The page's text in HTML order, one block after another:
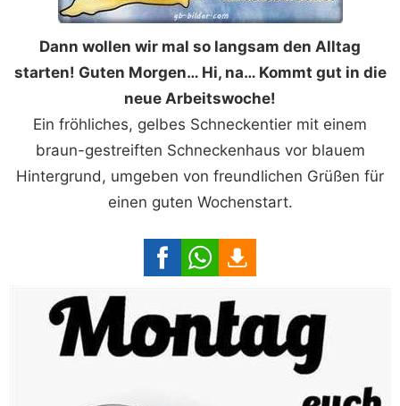
Dann wollen wir mal so langsam den Alltag
starten! Guten Morgen… Hi, na… Kommt gut in die
neue Arbeitswoche!
Ein fröhliches, gelbes Schneckentier mit einem
braun-gestreiften Schneckenhaus vor blauem
Hintergrund, umgeben von freundlichen Grüßen für
einen guten Wochenstart.